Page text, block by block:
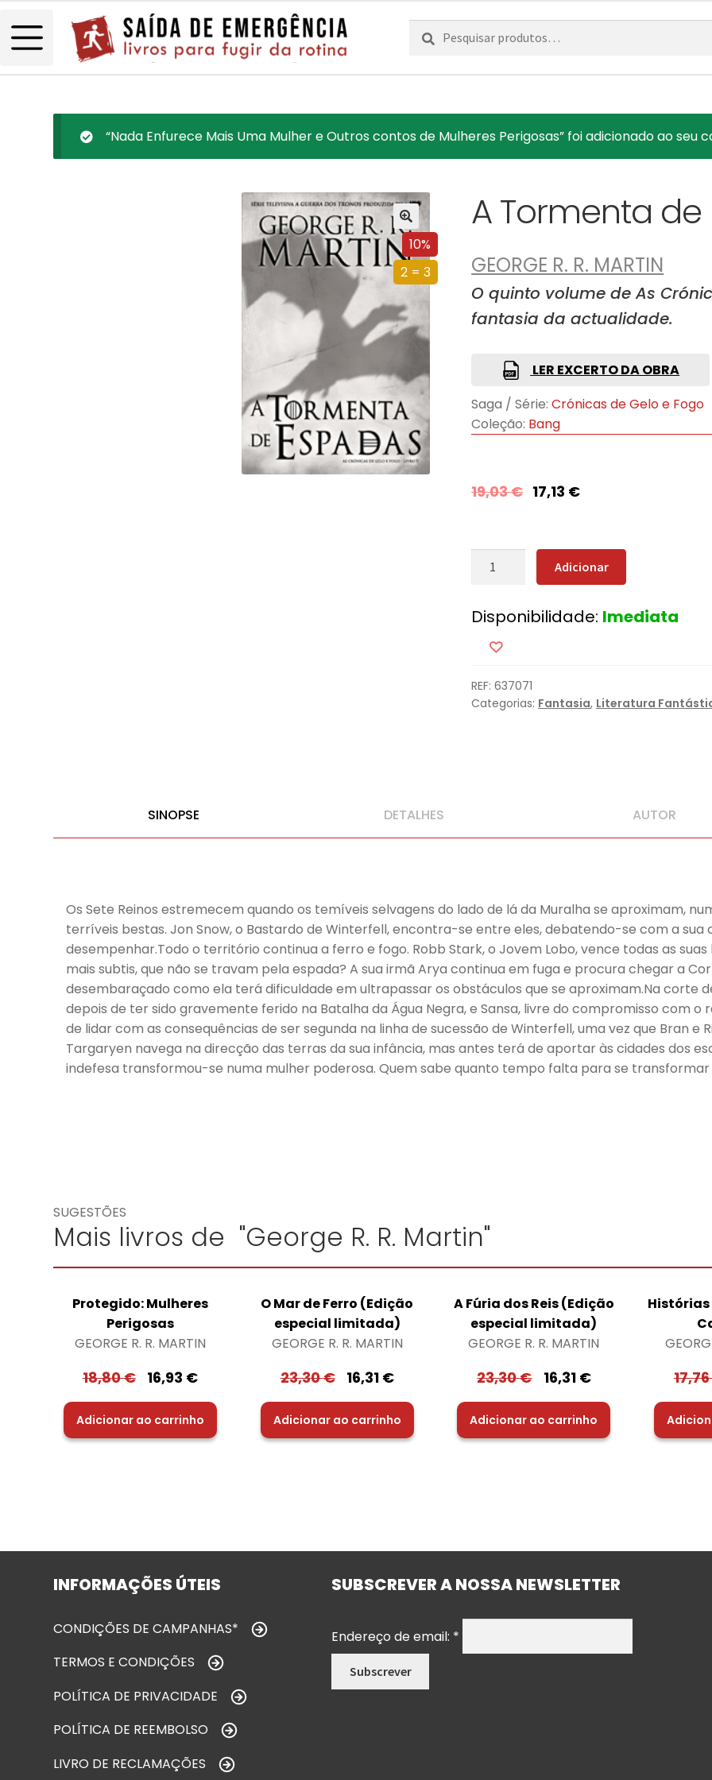
Pesquisar
por:
Pesquisa
“Nada Enfurece Mais Uma Mulher e Outros contos de Mulheres Perigosas” foi adicionado ao seu
10%
2 = 3
A Tormenta
GEORGE R. R. MARTIN
O quinto volume de As
fantasia da actualidade.
LER EXCERTO DA OBRA
Saga / Série: Crónicas de Gelo e Fogo
Coleção: Bang
19,03€ 17,13 €
Quantidade
Tormenta
Espadas
Adicionar
Disponibilidade: Imediata
REF:637071
Categorias: Fantasia, Literatura
SINOPSE DETALHES AUTOR
Os Sete Reinos estremecem quando os temíveis selvagens do lado de lá da Muralha se aproximam,
terríveis bestas. Jon Snow, o Bastardo de Winterfell, encontra-se entre eles, debatendo-se com a sua
desempenhar.Todo o território continua a ferro e fogo. Robb Stark, o Jovem Lobo, vence todas as
mais subtis, que não se travam pela espada? A sua irmã Arya continua em fuga e procura chegar a
desembaraçado como ela terá dificuldade em ultrapassar os obstáculos que se aproximam.Na corte
depois de ter sido gravemente ferido na Batalha da Água Negra, e Sansa, livre do compromisso com
de lidar com as consequências de ser segunda na linha de sucessão de Winterfell, uma vez que Bran e
Targaryen navega na direcção das terras da sua infância, mas antes terá de aportar às cidades dos
indefesa transformou-se numa mulher poderosa. Quem sabe quanto tempo falta para se
SUGESTÕES
Mais livros de "George R. R. Martin"
Protegido: Mulheres
Perigosas
GEORGE R. R. MARTIN
18,80€ 16,93 €
Adicionar ao carrinho
O Mar de Ferro (Edição
especial limitada)
GEORGE R. R. MARTIN
23,30€ 16,31 €
Adicionar ao carrinho
A Fúria dos Reis (Edição
especial limitada)
GEORGE R. R. MARTIN
23,30€ 16,31 €
Adicionar ao carrinho
17,76
INFORMAÇÕES ÚTEIS
CONDIÇÕES DE CAMPANHAS*
TERMOS E CONDIÇÕES
POLÍTICA DE PRIVACIDADE
POLÍTICA DE REEMBOLSO
LIVRO DE RECLAMAÇÕES
SUBSCREVER A NOSSA NEWSLETTER
Endereço de email: *